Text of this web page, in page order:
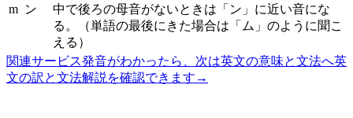
m ン
中で後ろの母音がないときは「ン」に近い音にな
る。（単語の最後にきた場合は「ム」のように聞こ
える）
関連サービス発音がわかったら、次は英文の意味と文法へ英
文の訳と文法解説を確認できます →